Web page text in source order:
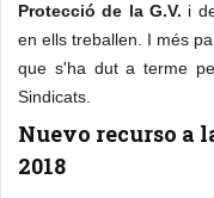
Protecció de la G.V. i
en ells treballen. I més
que s'ha dut a terme
Sindicats.
Nuevo recurso a
2018